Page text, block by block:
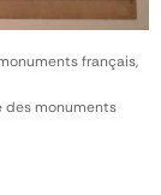
français,
des monuments